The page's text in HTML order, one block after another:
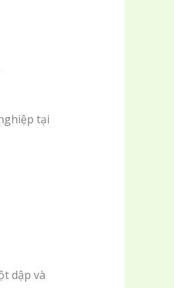
tại
dập và